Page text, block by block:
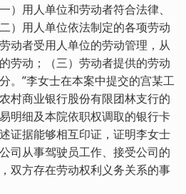
）用人单位和劳动者符合法律、
）用人单位依法制定的各项劳动
动者受用人单位的劳动管理，从
劳动；（三）劳动者提供的劳动
。”李女士在本案中提交的宫某工
村商业银行股份有限团林支行的
明细及本院依职权调取的银行卡
证据能够相互印证，证明李女士
司从事驾驶员工作、接受公司的
双方存在劳动权利义务关系的事